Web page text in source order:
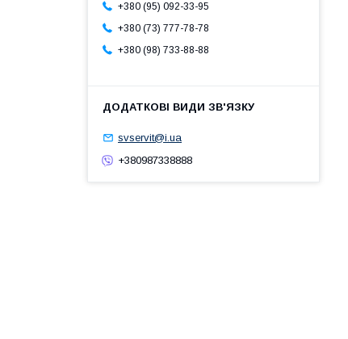
+380 (95) 092-33-95
+380 (73) 777-78-78
+380 (98) 733-88-88
svservit@i.ua
+380987338888